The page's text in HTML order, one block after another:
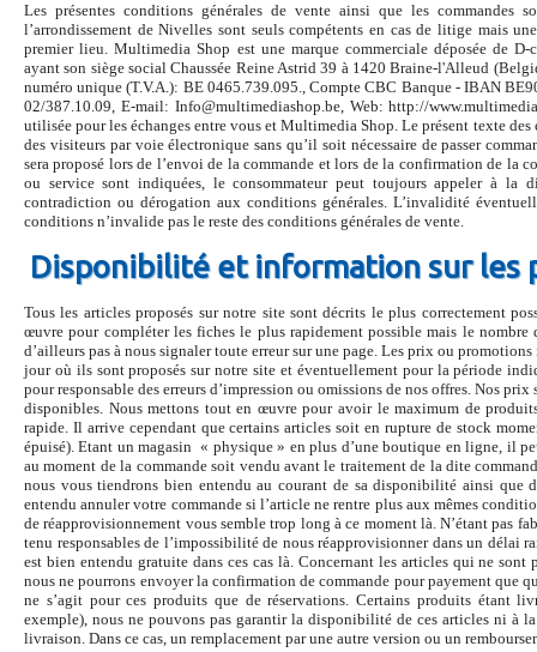
Les présentes conditions générales de vente ainsi que les
l’arrondissement de Nivelles sont seuls compétents en cas de litige mais
premier lieu. Multimedia Shop est une marque commerciale déposée de
ayant son siège social Chaussée Reine Astrid 39 à 1420 Braine-l'Alleud
numéro unique (T.V.A.): BE 0465.739.095., Compte CBC Banque - IBAN
02/387.10.09, E-mail: Info@multimediashop.be, Web: http://
utilisée pour les échanges entre vous et Multimedia Shop. Le présent texte
des visiteurs par voie électronique sans qu’il soit nécessaire de passer
sera proposé lors de l’envoi de la commande et lors de la confirmation de la
ou service sont indiquées, le consommateur peut toujours appeler à
contradiction ou dérogation aux conditions générales. L’invalidité
conditions n’invalide pas le reste des conditions générales de vente.
Disponibilité et information sur les
Tous les articles proposés sur notre site sont décrits le plus correctement
œuvre pour compléter les fiches le plus rapidement possible mais le nombre
d’ailleurs pas à nous signaler toute erreur sur une page. Les prix ou
jour où ils sont proposés sur notre site et éventuellement pour la période
pour responsable des erreurs d’impression ou omissions de nos offres. Nos
disponibles. Nous mettons tout en œuvre pour avoir le maximum de
rapide. Il arrive cependant que certains articles soit en rupture de stock
épuisé). Etant un magasin « physique » en plus d’une boutique en ligne, il
au moment de la commande soit vendu avant le traitement de la dite
nous vous tiendrons bien entendu au courant de sa disponibilité ainsi que
entendu annuler votre commande si l’article ne rentre plus aux mêmes
de réapprovisionnement vous semble trop long à ce moment là. N’étant pas
tenu responsables de l’impossibilité de nous réapprovisionner dans un délai
est bien entendu gratuite dans ces cas là. Concernant les articles qui ne
nous ne pourrons envoyer la confirmation de commande pour payement que
ne s’agit pour ces produits que de réservations. Certains produits étant
exemple), nous ne pouvons pas garantir la disponibilité de ces articles ni à
livraison. Dans ce cas, un remplacement par une autre version ou un